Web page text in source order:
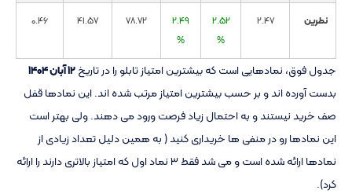
نطرین 2.47
2.52
%
2.49
%
78.72
41.57
0.46
جدول فوق، نمادهایی است که بیشترین امتیاز تابلو را در تاریخ۱۲ آبان ۱۴۰۴
بدست آورده اند و بر حسب بیشترین امتیاز مرتب شده اند. این نمادها قفل
صف خرید نیستند و به احتمال زیاد فرصت ورود می دهند. ولی بهتر است
این نمادها رو در منفی ها خریداری کنید ( به همین دلیل تعداد زیادی از
نمادها ارائه شده است و می شد فقط ۳ نماد اول که امتیاز بالاتری دارند را ارائه
کرد).